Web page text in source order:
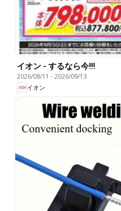
イオン - するなら今!!!
2026/08/11 -2026/09/13
イオン